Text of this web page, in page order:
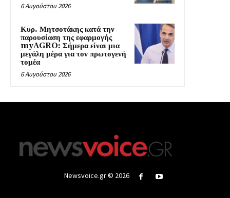
6 Αυγούστου 2026
Κυρ. Μητσοτάκης κατά την
παρουσίαση της εφαρμογής
myAGRO: Σήμερα είναι μια
μεγάλη μέρα για τον πρωτογενή
τομέα
6 Αυγούστου 2026
Newsvoice.gr © 2026